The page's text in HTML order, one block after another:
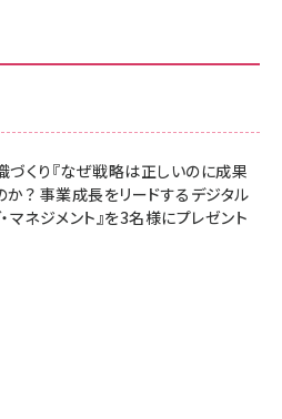
づくり『なぜ戦略は正しいのに成果
？ 事業成長をリードするデジタル
マネジメント』を3名様にプレゼント